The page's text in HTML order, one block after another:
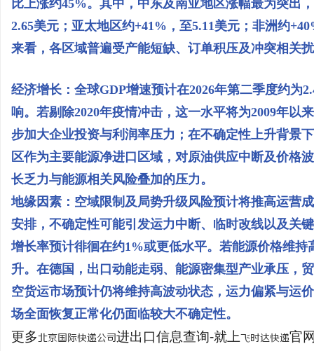
比上涨约45%。其中，中东及南亚地区涨幅最为突出
2.65美元；亚太地区约+41%，至5.11美元；非洲约
来看，各区域普遍受产能短缺、订单积压及冲突相关
经济增长：全球GDP增速预计在2026年第二季度约为
响。若剔除2020年疫情冲击，这一水平将为2009年
步加大企业投资与利润率压力；在不确定性上升背景
区作为主要能源净进口区域，对原油供应中断及价格
长乏力与能源相关风险叠加的压力。
地缘因素：空域限制及局势升级风险预计将推高运营
安排，不确定性可能引发运力中断、临时改线以及关
增长率预计徘徊在约1%或更低水平。若能源价格维
升。在德国，出口动能走弱、能源密集型产业承压，
空货运市场预计仍将维持高波动状态，运力偏紧与运
场全面恢复正常化仍面临较大不确定性。
更多北京国际快递公司进出口信息查询-就上飞时达快递官